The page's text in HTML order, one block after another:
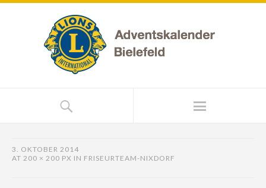
3. OKTOBER 2014
AT 200 × 200 PX IN FRISEURTEAM-NIXDORF